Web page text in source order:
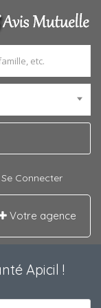
Se Connecter
Votre agence
Apicil !